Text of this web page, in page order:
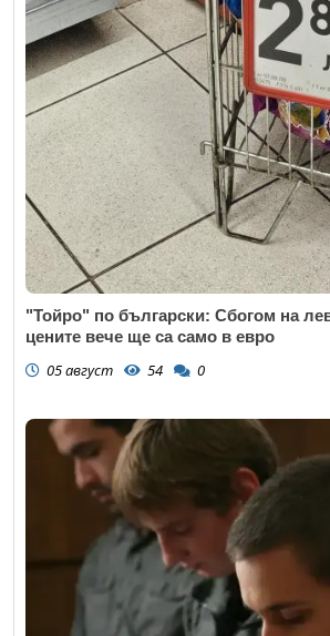
"Тойро" по български: Сбогом на
цените вече ще са само в евро
05 август 54 0